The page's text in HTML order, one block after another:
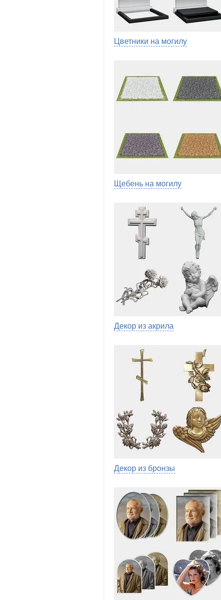
Цветники на могилу
Щебень на могилу
Декор из акрила
Декор из бронзы